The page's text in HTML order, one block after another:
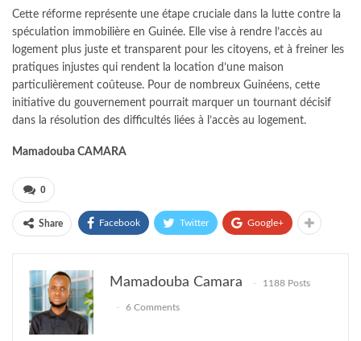
Cette réforme représente une étape cruciale dans la lutte contre la
spéculation immobilière en Guinée. Elle vise à rendre l’accès au
logement plus juste et transparent pour les citoyens, et à freiner les
pratiques injustes qui rendent la location d’une maison
particulièrement coûteuse. Pour de nombreux Guinéens, cette
initiative du gouvernement pourrait marquer un tournant décisif
dans la résolution des difficultés liées à l’accès au logement.
Mamadouba CAMARA
0
Share Facebook Twitter Google+
Mamadouba Camara 1188 Posts
6 Comments